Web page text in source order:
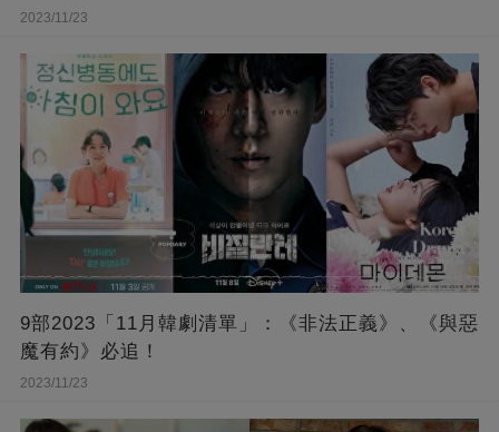
2023/11/23
9部2023「11月韓劇清單」：《非法正義》、《與惡
魔有約》必追！
2023/11/23